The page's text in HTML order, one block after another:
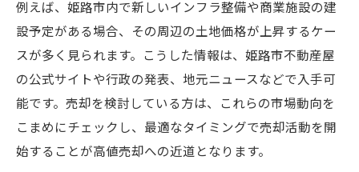
例えば、姫路市内で新しいインフラ整備や商業施設の建
設予定がある場合、その周辺の土地価格が上昇するケー
スが多く見られます。こうした情報は、姫路市不動産屋
の公式サイトや行政の発表、地元ニュースなどで入手可
能です。売却を検討している方は、これらの市場動向を
こまめにチェックし、最適なタイミングで売却活動を開
始することが高値売却への近道となります。